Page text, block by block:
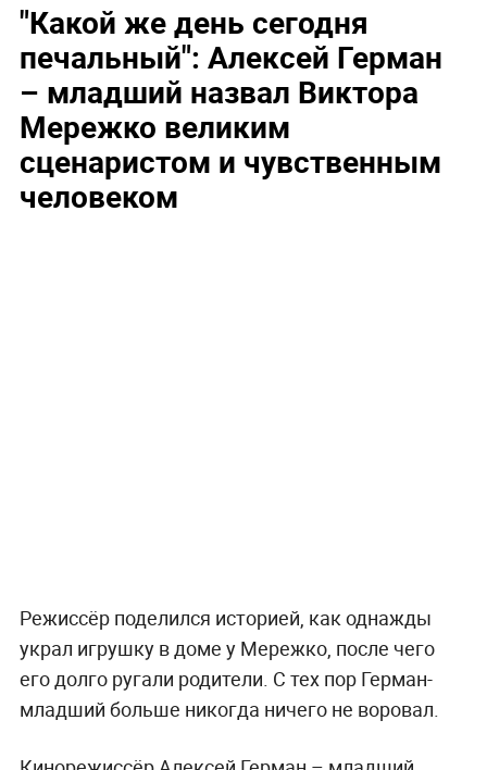
"Какой же день сегодня
печальный": Алексей Герман
– младший назвал Виктора
Мережко великим
сценаристом и чувственным
человеком
Режиссёр поделился историей, как однажды
украл игрушку в доме у Мережко, после чего
его долго ругали родители. С тех пор Герман-
младший больше никогда ничего не воровал.